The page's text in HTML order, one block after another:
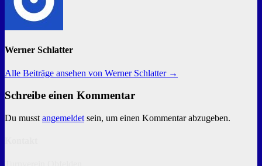
Werner Schlatter
Alle Beiträge ansehen von Werner Schlatter →
Schreibe einen Kommentar
Du musst angemeldet sein, um einen Kommentar abzugeben.